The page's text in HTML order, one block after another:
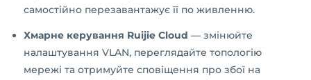
самостійно перезавантажує її по живленню.
Хмарне керування Ruijie Cloud — змінюйте
налаштування VLAN, переглядайте топологію
мережі та отримуйте сповіщення про збої на